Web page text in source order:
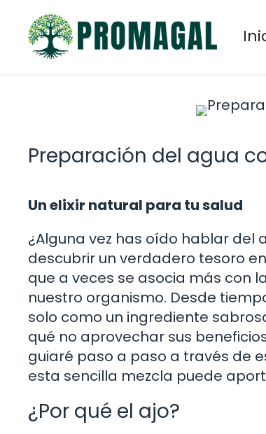
contenido
Preparación del agua
Un elixir natural para tu salud
¿Alguna vez has oído hablar del
descubrir un verdadero tesoro
que a veces se asocia más con
nuestro organismo. Desde
solo como un ingrediente
qué no aprovechar sus
guiaré paso a paso a través de
esta sencilla mezcla puede
¿Por qué el ajo?